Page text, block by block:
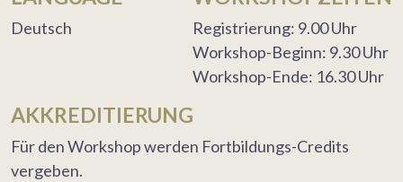
Deutsch
Registrierung: 9.00 Uhr
Workshop-Beginn: 9.30 Uhr
Workshop-Ende: 16.30 Uhr
AKKREDITIERUNG
Für den Workshop werden Fortbildungs-Credits
vergeben.